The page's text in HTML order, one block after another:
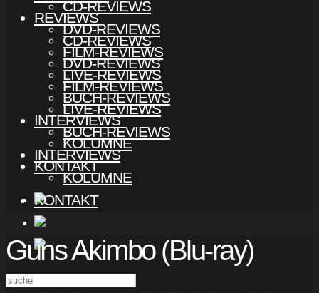
CD-REVIEWS
DVD-REVIEWS
FILM-REVIEWS
LIVE-REVIEWS
BUCH-REVIEWS
INTERVIEWS
KOLUMNE
KONTAKT
REVIEWS
CD-REVIEWS
DVD-REVIEWS
FILM-REVIEWS
LIVE-REVIEWS
BUCH-REVIEWS
INTERVIEWS
KOLUMNE
KONTAKT
Guns Akimbo (Blu-ray)